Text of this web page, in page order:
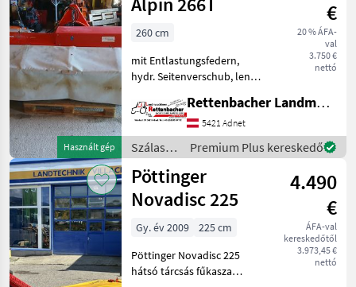
Használt gép
€
20 % ÁFA-
val
3.750 €
nettó
260 cm
mit Entlastungsfedern,
hydr. Seitenverschub, lengő
tehermentesítő rugók,
késdoboz Szálastakarmány
betakarítók Kasza
Rettenbacher Landmaschinen
5421 Adnet
Szálastakarmány
betakarítók
/
Pöttinger
Premium Plus kereskedő
Pöttinger
Novadisc 225
4.490
€
ÁFA-val
kereskedőtől
3.973,45 €
nettó
Gy. év 2009
225 cm
Pöttinger Novadisc 225
hátsó tárcsás fűkasza